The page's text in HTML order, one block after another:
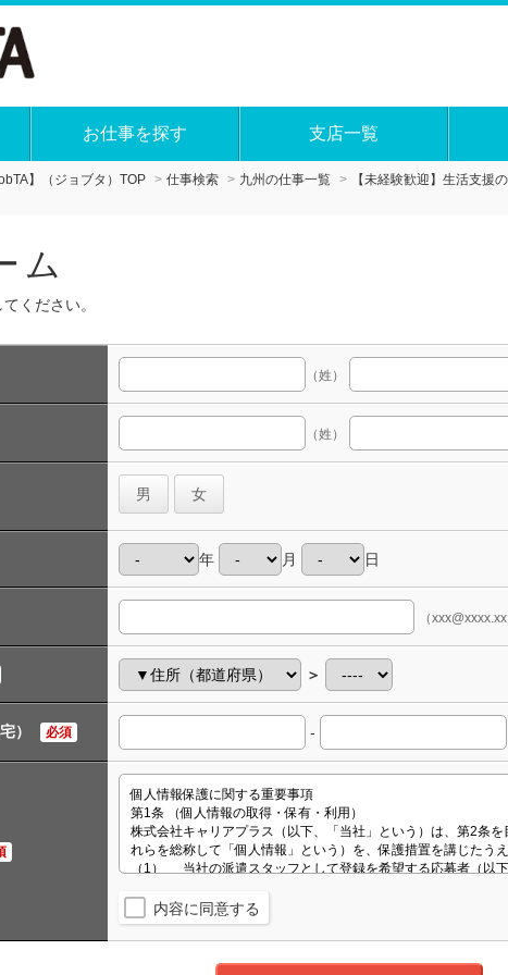
お仕事を探す 支店一覧
】（ジョブタ）TOP 仕事検索 九州の仕事一覧
【未経験歓迎】生活支援
ム
ください。
（姓）
（姓）
男 女
年 月 日
（
＞
） 必須 -
内容に同意する